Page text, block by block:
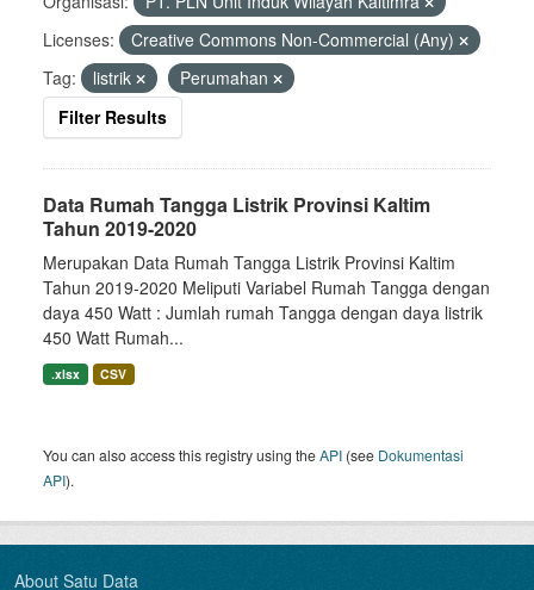
Licenses:
Creative Commons Non-Commercial (Any)
Tag:
listrik
Perumahan
Filter Results
Data Rumah Tangga Listrik Provinsi Kaltim
Tahun 2019-2020
Merupakan Data Rumah Tangga Listrik Provinsi Kaltim
Tahun 2019-2020 Meliputi Variabel Rumah Tangga dengan
daya 450 Watt : Jumlah rumah Tangga dengan daya listrik
450 Watt Rumah...
.xlsx CSV
You can also access this registry using theAPI (see Dokumentasi
API).
About Satu Data